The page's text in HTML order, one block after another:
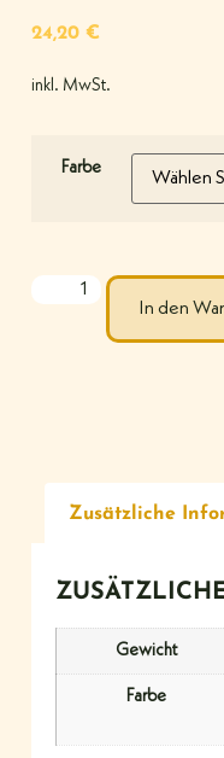
24,20 €
inkl. MwSt.
Farbe
In den
Zusätzliche
Gewicht
Farbe